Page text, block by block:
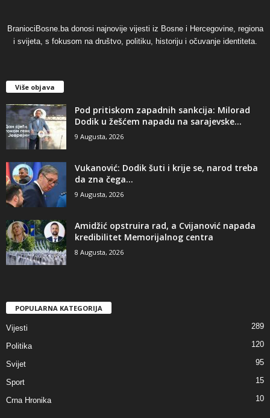
BraniociBosne.ba donosi najnovije vijesti iz Bosne i Hercegovine, regiona
i svijeta, s fokusom na društvo, politiku, historiju i očuvanje identiteta.
Više objava
​Pod pritiskom zapadnih sankcija: Milorad
Dodik u žešćem napadu na sarajevske...
9 Augusta, 2026
​Vukanović: Dodik šuti i krije se, narod treba
da zna čega...
9 Augusta, 2026
Amidžić opstruira rad, a Cvijanović napada
kredibilitet Memorijalnog centra
8 Augusta, 2026
POPULARNA KATEGORIJA
Vijesti 289
Politika 120
Svijet 95
Sport 15
Crna Hronika 10